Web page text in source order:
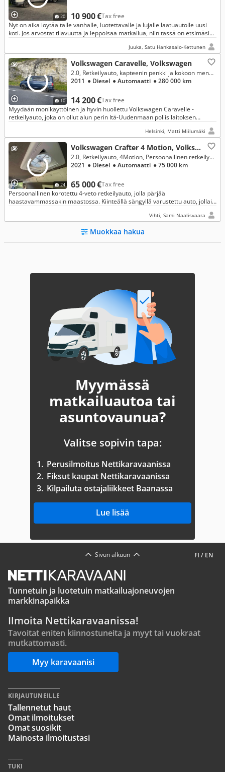
20 10 900 €Tax free
Nyt on aika löytää tälle vanhalle, luotettavalle ja lujalle laatuautolle uusi
koti. Jos arvostat tilavuutta ja leppoisaa matkailua, niin tässä on etsimäsi
Juuka, Satu Hankasalo-Kettunen
10
Volkswagen Caravelle, Volkswagen
14 200 €Tax free
2.0, Retkeilyauto, kapteenin penkki ja kokoon menevä sänky.
2011 ● Diesel ● Automaatti ● 280 000 km
Myydään monikäyttöinen ja hyvin huollettu Volkswagen Caravelle -
retkeilyauto, joka on ollut alun perin Itä-Uudenmaan poliisilaitoksen
Helsinki, Matti Miilumäki
24
Volkswagen Crafter 4 Motion, Volkswagen
65 000 €Tax free
2.0, Retkeilyauto, 4Motion, Persoonallinen retkeilyauto 5:lle
2021 ● Diesel ● Automaatti ● 75 000 km
Persoonallinen korotettu 4-veto retkeilyauto, jolla pärjää
haastavammassakin maastossa. Kiinteällä sängyllä varustettu auto, jollai
Vihti, Sami Naalisvaara
Muokkaa hakua
Myymässä
matkailuautoa tai
asuntovaunua?
Valitse sopivin tapa:
1. Perusilmoitus Nettikaravaanissa
2. Fiksut kaupat Nettikaravaanissa
3. Kilpailuta ostajaliikkeet Baanassa
Lue lisää
FI / EN
Sivun alkuun
Tunnetuin ja luotetuin matkailuajoneuvojen
markkinapaikka
Ilmoita Nettikaravaanissa!
Tavoitat eniten kiinnostuneita ja myyt tai vuokraat
mutkattomasti.
Myy karavaanisi
KIRJAUTUNEILLE
Tallennetut haut
Omat ilmoitukset
Omat suosikit
Mainosta ilmoitustasi
TUKI